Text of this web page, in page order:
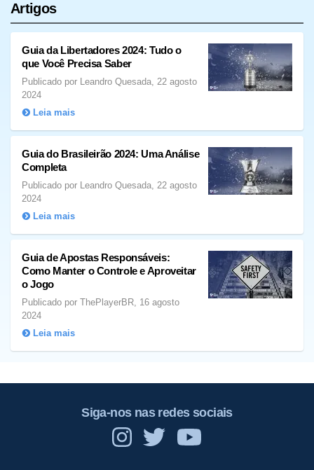
Artigos
Guia da Libertadores 2024: Tudo o
que Você Precisa Saber
Publicado por Leandro Quesada, 22 agosto
2024
Leia mais
Guia do Brasileirão 2024: Uma Análise
Completa
Publicado por Leandro Quesada, 22 agosto
2024
Leia mais
Guia de Apostas Responsáveis:
Como Manter o Controle e Aproveitar
o Jogo
Publicado por ThePlayerBR, 16 agosto
2024
Leia mais
Siga-nos nas redes sociais